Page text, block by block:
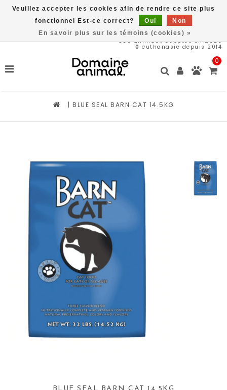
566animaux adoptés en 2026
0 euthanasie depuis 2014
0
| BLUE SEAL BARN CAT 14.5KG
Veuillez accepter les cookies afin de rendre ce site plus
fonctionnel Est-ce correct?
Oui
Non
En savoir plus sur les témoins (cookies) »
Livraison gratuite à partir de 89$*